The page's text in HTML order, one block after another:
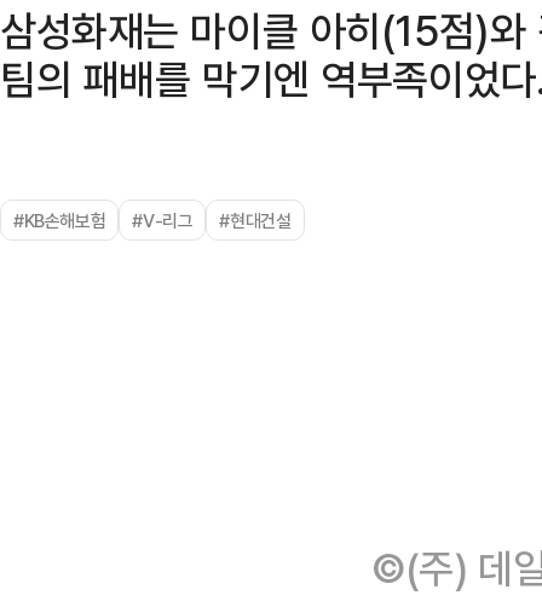
삼성화재는 마이클 아히(15점)
팀의 패배를 막기엔 역부족이었
#KB손해보험 #V-리그 #현대건설
©(주) 데